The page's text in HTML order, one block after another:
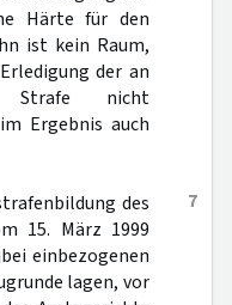
Härte für den
ist kein Raum,
der an
Strafe nicht
Ergebnis auch
7
des
15. März 1999
einbezogenen
lagen, vor